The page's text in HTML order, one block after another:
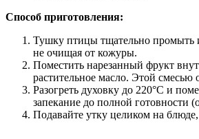
Способ приготовления:
Тушку птицы тщательно промыть
не очищая от кожуры.
Поместить нарезанный фрукт
растительное масло. Этой
Разогреть духовку до 220°C и
запекание до полной готовности
Подавайте утку целиком на